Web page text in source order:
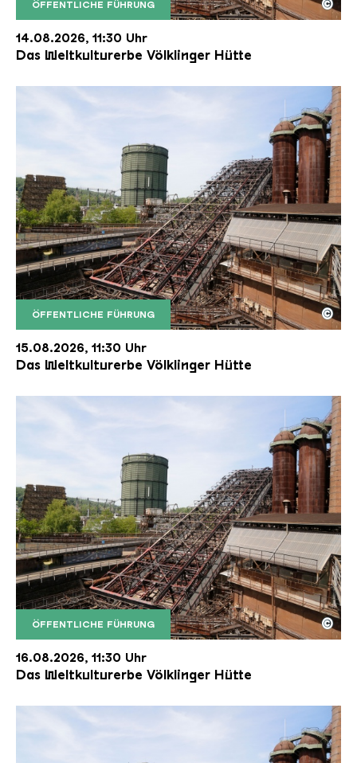
ÖFFENTLICHE FÜHRUNG
Der Erzschrägaufzug der Völklinger Hütte mit
Copyright: Weltkulturerbe Völklinger Hütte | Karl
©
14.08.2026, 11:30 Uhr
Das Weltkulturerbe Völklinger Hütte
ÖFFENTLICHE FÜHRUNG
Der Erzschrägaufzug der Völklinger Hütte mit
Copyright: Weltkulturerbe Völklinger Hütte | Karl
©
15.08.2026, 11:30 Uhr
Das Weltkulturerbe Völklinger Hütte
ÖFFENTLICHE FÜHRUNG
Der Erzschrägaufzug der Völklinger Hütte mit
Copyright: Weltkulturerbe Völklinger Hütte | Karl
©
16.08.2026, 11:30 Uhr
Das Weltkulturerbe Völklinger Hütte